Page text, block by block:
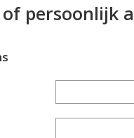
persoonlijk